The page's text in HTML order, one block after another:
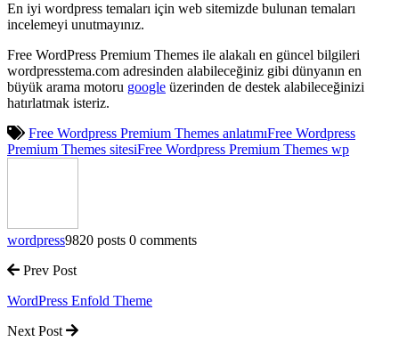
En iyi wordpress temaları için web sitemizde bulunan temaları
incelemeyi unutmayınız.
Free WordPress Premium Themes ile alakalı en güncel bilgileri
wordpresstema.com adresinden alabileceğiniz gibi dünyanın en
büyük arama motoru google üzerinden de destek alabileceğinizi
hatırlatmak isteriz.
Free Wordpress Premium Themes anlatımıFree Wordpress
Premium Themes sitesiFree Wordpress Premium Themes wp
wordpress9820 posts 0 comments
Prev Post
WordPress Enfold Theme
Next Post